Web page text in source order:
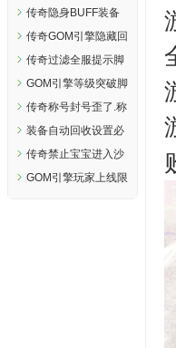
传奇隐身BUFF装备
触发脚本
传奇GOM引擎隐藏回
馈五十到一千五完整
脚本..
传奇过滤全服提示脚
本..
GOM引擎等级突破脚
本分阶段.等级突破脚
本.测试可用..
传奇称号封号歪了.称
号封号低了.称号封号
高了调整方法..
装备自动回收设置必
须消费才能自动回收
简单教程...
传奇禁止宝宝进入沙
巴克皇宫和禁止皇宫
GOM引擎玩家上线限